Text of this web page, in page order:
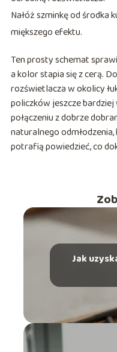
Nałóż szminkę od środka
miększego efektu.
Ten prosty schemat
a kolor stapia się z cerą.
rozświetlacza w okolicy
policzków jeszcze
połączeniu z dobrze
naturalnego
potrafią powiedzieć, co
Jak